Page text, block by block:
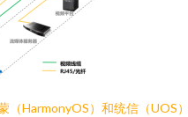
HarmonyOS）和统信（UOS